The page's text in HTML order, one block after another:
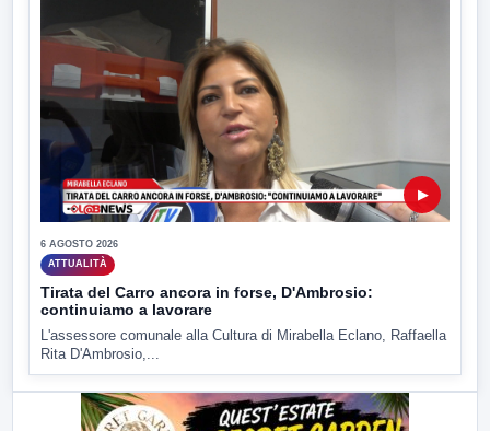
▶
6 AGOSTO 2026
ATTUALITÀ
Tirata del Carro ancora in forse, D'Ambrosio:
continuiamo a lavorare
L'assessore comunale alla Cultura di Mirabella Eclano, Raffaella
Rita D'Ambrosio,...